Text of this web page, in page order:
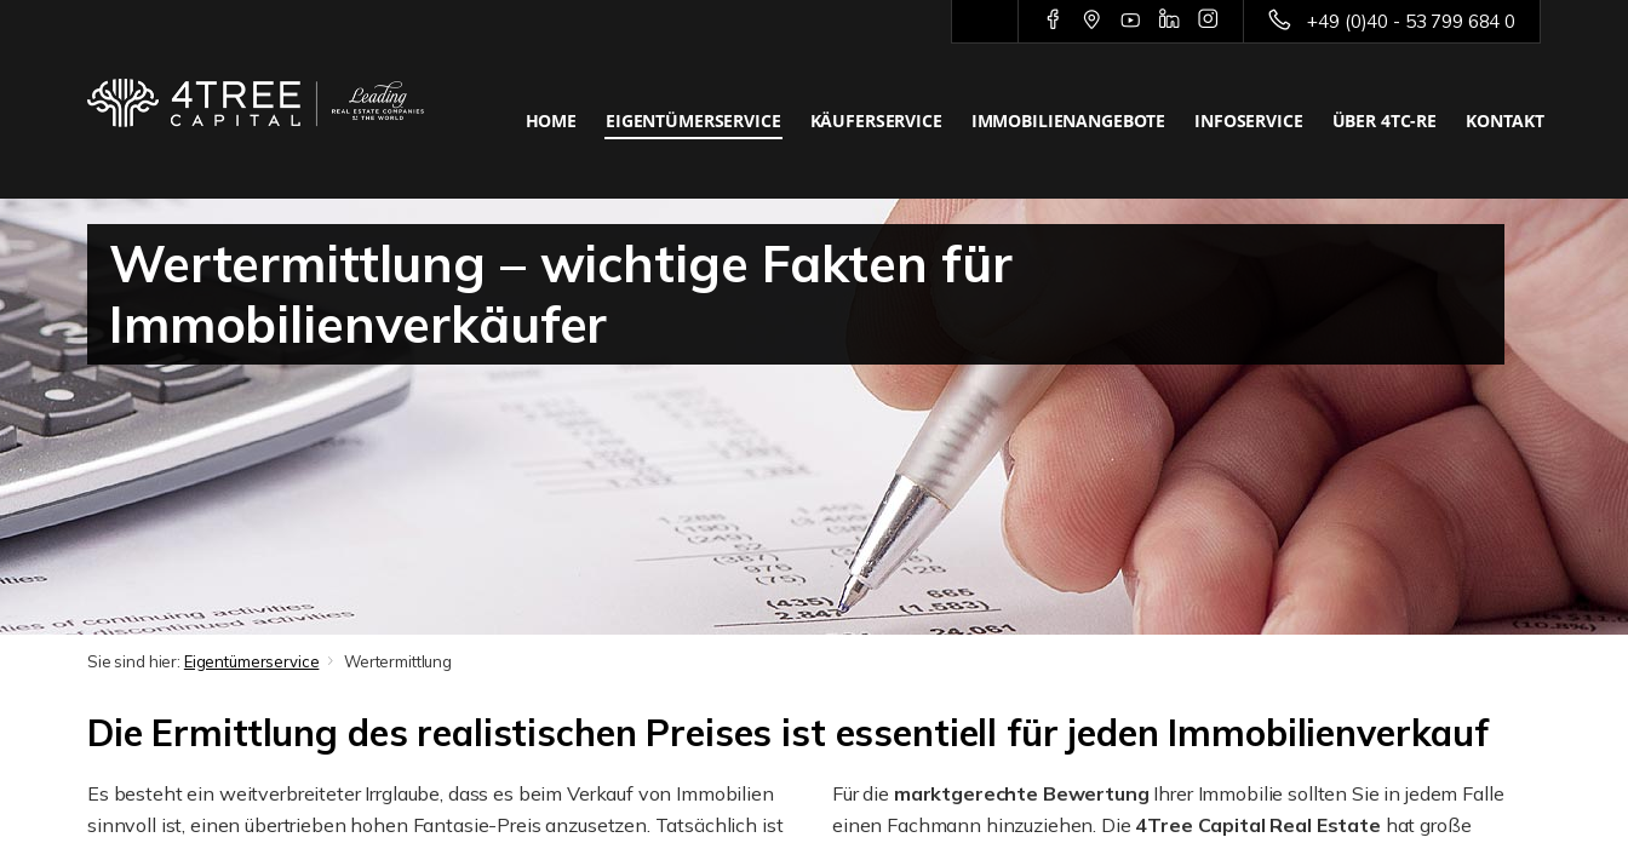
+49 (0)40 - 53 799 684 0
HOME EIGENTÜMERSERVICE KÄUFERSERVICE IMMOBILIENANGEBOTE INFOSERVICE ÜBER 4TC-RE KONTAKT
Wertermittlung – wichtige Fakten für
Immobilienverkäufer
Sie sind hier: Eigentümerservice Wertermittlung
Die Ermittlung des realistischen Preises ist essentiell für jeden Immobilienverkauf
Es besteht ein weitverbreiteter Irrglaube, dass es beim Verkauf von Immobilien
sinnvoll ist, einen übertrieben hohen Fantasie-Preis anzusetzen. Tatsächlich ist
Für die marktgerechte Bewertung Ihrer Immobilie sollten Sie in jedem Falle
einen Fachmann hinzuziehen. Die 4Tree Capital Real Estate hat große